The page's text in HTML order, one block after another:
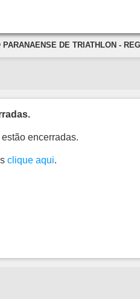
PARANAENSE DE TRIATHLON -
encerradas.
clique aqui.